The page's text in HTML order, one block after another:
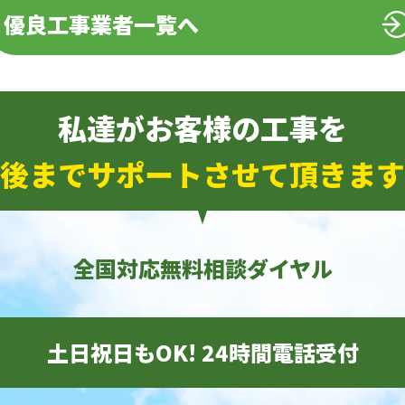
優良工事業者一覧へ
私達がお客様の工事を
までサポートさせて頂きま
全国対応無料相談ダイヤル
土日祝日もOK! 24時間電話受付